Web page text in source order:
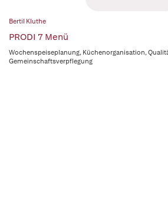
Bertil Kluthe
PRODI 7 Menü
Wochenspeiseplanung, Küchenorganisation,
Gemeinschaftsverpflegung